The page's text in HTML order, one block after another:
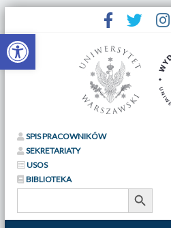
Otwórz pasek narzędzi
SPIS PRACOWNIKÓW
SEKRETARIATY
USOS
BIBLIOTEKA
Search
Search Button